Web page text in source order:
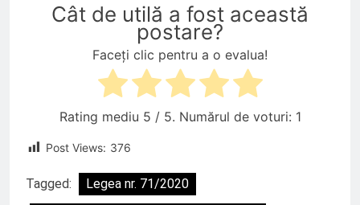
Cât de utilă a fost această
postare?
Faceți clic pentru a o evalua!
Rating mediu 5 / 5. Numărul de voturi: 1
Post Views: 376
Tagged:
Legea nr. 71/2020